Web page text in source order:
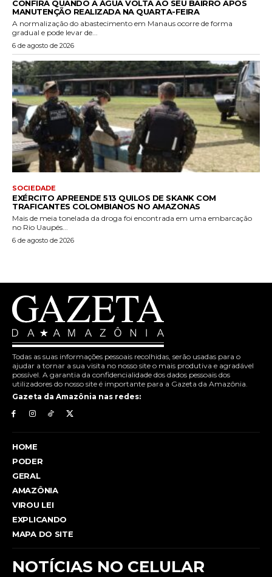
CONFIRA QUANDO A ÁGUA VOLTA AO SEU BAIRRO APÓS
MANUTENÇÃO REALIZADA NA QUARTA-FEIRA
A normalização do abastecimento em Manaus ocorre de forma
gradual e pode levar de...
6 de agosto de 2026
SOCIEDADE
EXÉRCITO APREENDE 513 QUILOS DE SKANK COM
TRAFICANTES COLOMBIANOS NO AMAZONAS
Mais de meia tonelada da droga foi encontrada em uma embarcação
no Rio Uaupés...
6 de agosto de 2026
Todas as suas informações pessoais recolhidas, serão usadas para o
ajudar a tornar a sua visita no nosso site o mais produtiva e agradável
possível. A garantia da confidencialidade dos dados pessoais dos
utilizadores do nosso site é importante para a Gazeta da Amazônia.
Gazeta da Amazônia nas redes:
HOME
PODER
GERAL
AMAZÔNIA
VIROU LEI
EXPLICANDO
MAPA DO SITE
NOTÍCIAS NO CELULAR